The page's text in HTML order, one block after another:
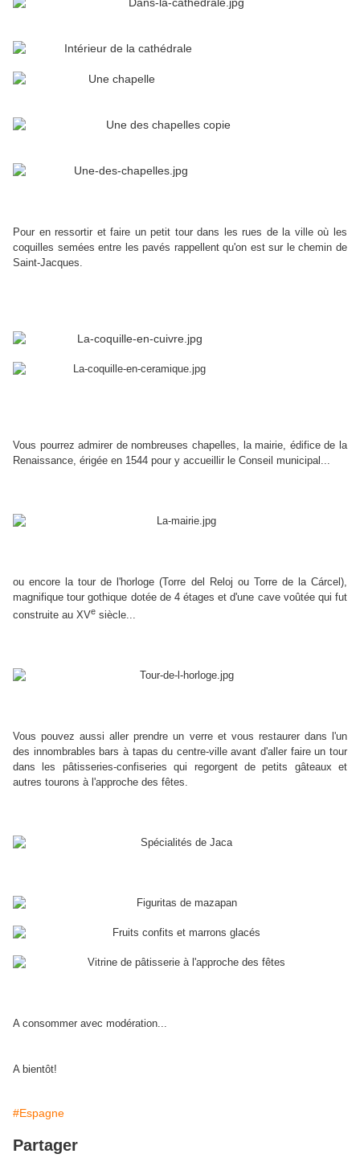
Pour en ressortir et faire un petit tour dans les rues de la ville où les
coquilles semées entre les pavés rappellent qu'on est sur le chemin de
Saint-Jacques.
Vous pourrez admirer de nombreuses chapelles, la mairie, édifice de la
Renaissance, érigée en 1544 pour y accueillir le Conseil municipal...
ou encore la tour de l'horloge (Torre del Reloj ou Torre de la Cárcel),
magnifique tour gothique dotée de 4 étages et d'une cave voûtée qui fut
construite au XVe siècle...
Vous pouvez aussi aller prendre un verre et vous restaurer dans l'un
des innombrables bars à tapas du centre-ville avant d'aller faire un tour
dans les pâtisseries-confiseries qui regorgent de petits gâteaux et
autres tourons à l'approche des fêtes.
A consommer avec modération...
A bientôt!
#Espagne
Partager